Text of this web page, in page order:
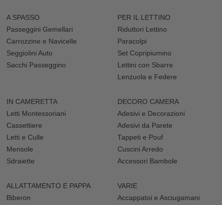
A SPASSO
Passeggini Gemellari
Carrozzine e Navicelle
Seggiolini Auto
Sacchi Passeggino
PER IL LETTINO
Riduttori Lettino
Paracolpi
Set Copripiumino
Lettini con Sbarre
Lenzuola e Federe
IN CAMERETTA
Letti Montessoriani
Cassettiere
Letti e Culle
Mensole
Sdraiette
DECORO CAMERA
Adesivi e Decorazioni
Adesivi da Parete
Tappeti e Pouf
Cuscini Arredo
Accessori Bambole
ALLATTAMENTO E PAPPA
Biberon
VARIE
Accappatoi e Asciugamani